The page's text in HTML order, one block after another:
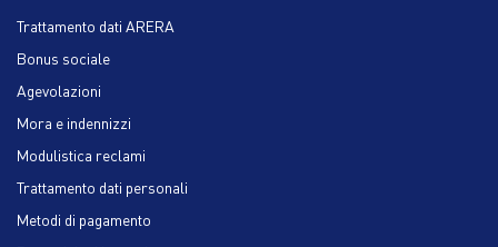
Trattamento dati ARERA
Bonus sociale
Agevolazioni
Mora e indennizzi
Modulistica reclami
Trattamento dati personali
Metodi di pagamento